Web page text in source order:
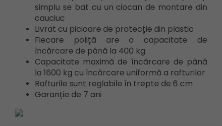
simplu se bat cu un ciocan de montare din
cauciuc
Livrat cu picioare de protecție din plastic
Fiecare poliță are o capacitate de
încărcare de până la 400 kg.
Capacitate maximă de încărcare de până
la 1600 kg cu încărcare uniformă a rafturilor
Rafturile sunt reglabile în trepte de 6 cm
Garanție de 7 ani